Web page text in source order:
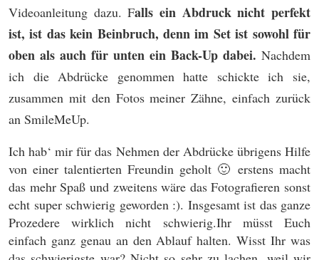
Videoanleitung dazu. Falls ein Abdruck nicht perfekt
ist, ist das kein Beinbruch, denn im Set ist sowohl für
oben als auch für unten ein Back-Up dabei. Nachdem
ich die Abdrücke genommen hatte schickte ich sie,
zusammen mit den Fotos meiner Zähne, einfach zurück
an SmileMeUp.
Ich hab‘ mir für das Nehmen der Abdrücke übrigens Hilfe
von einer talentierten Freundin geholt 🙂 erstens macht
das mehr Spaß und zweitens wäre das Fotografieren sonst
echt super schwierig geworden :). Insgesamt ist das ganze
Prozedere wirklich nicht schwierig.Ihr müsst Euch
einfach ganz genau an den Ablauf halten. Wisst Ihr was